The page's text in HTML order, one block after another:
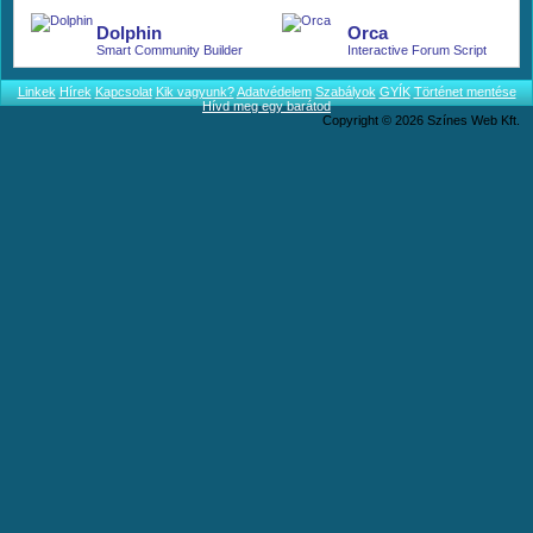
Dolphin
Smart Community Builder
Orca
Interactive Forum Script
Linkek Hírek Kapcsolat Kik vagyunk? Adatvédelem Szabályok GYÍK Történet mentése
Hívd meg egy barátod
Copyright © 2026 Színes Web Kft.